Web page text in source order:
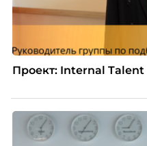
Проект: Internal Talent